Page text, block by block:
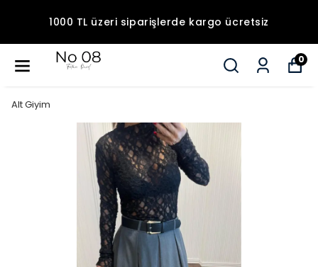
1000 TL üzeri siparişlerde kargo ücretsiz
0
Alt Giyim